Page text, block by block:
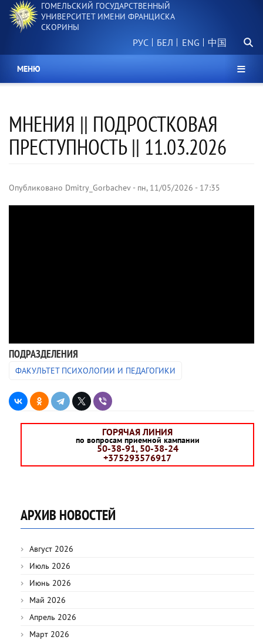
Перейти
основному
ГОМЕЛЬСКИЙ ГОСУДАРСТВЕННЫЙ
УНИВЕРСИТЕТ ИМЕНИ ФРАНЦИСКА
СКОРИНЫ
РУС БЕЛ 中国
МЕНЮ
МНЕНИЯ || ПОДРОСТКОВАЯ
ПРЕСТУПНОСТЬ || 11.03.2026
Опубликовано Dmitry_Gorbachev- пн, 11/05/2026 - 17:35
ПОДРАЗДЕЛЕНИЯ
ФАКУЛЬТЕТ ПСИХОЛОГИИ И ПЕДАГОГИКИ
ГОРЯЧАЯ ЛИНИЯ
по вопросам приемной кампании
50-38-91, 50-38-24
+375293576917
АРХИВ НОВОСТЕЙ
Август 2026
Июль 2026
Июнь 2026
Май 2026
Апрель 2026
Март 2026